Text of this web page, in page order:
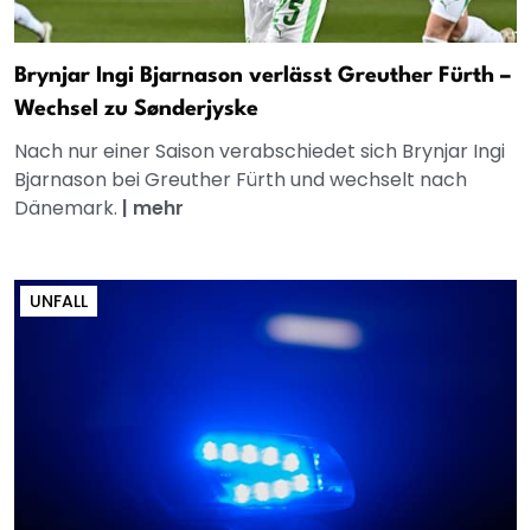
Brynjar Ingi Bjarnason verlässt Greuther Fürth –
Wechsel zu Sønderjyske
Nach nur einer Saison verabschiedet sich Brynjar Ingi
Bjarnason bei Greuther Fürth und wechselt nach
Dänemark. | mehr
UNFALL